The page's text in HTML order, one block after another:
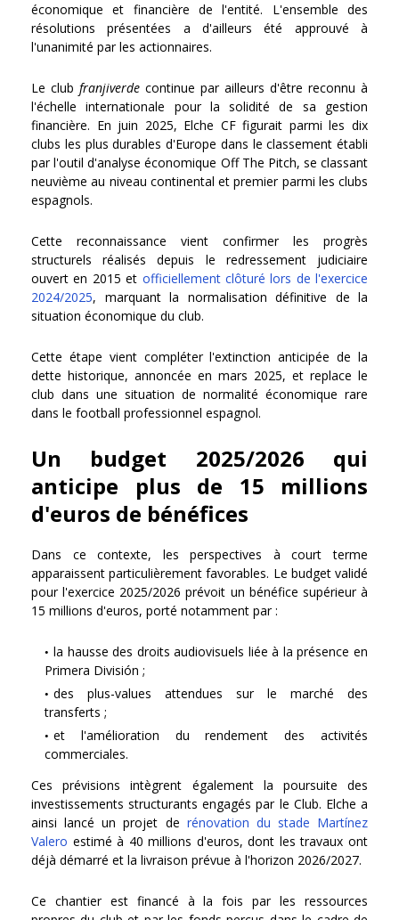
économique et financière de l'entité. L'ensemble des
résolutions présentées a d'ailleurs été approuvé à
l'unanimité par les actionnaires.
Le club franjiverde continue par ailleurs d'être reconnu à
l'échelle internationale pour la solidité de sa gestion
financière. En juin 2025, Elche CF figurait parmi les dix
clubs les plus durables d'Europe dans le classement établi
par l'outil d'analyse économique Off The Pitch, se classant
neuvième au niveau continental et premier parmi les clubs
espagnols.
Cette reconnaissance vient confirmer les progrès
structurels réalisés depuis le redressement judiciaire
ouvert en 2015 et officiellement clôturé lors de l'exercice
2024/2025, marquant la normalisation définitive de la
situation économique du club.
Cette étape vient compléter l'extinction anticipée de la
dette historique, annoncée en mars 2025, et replace le
club dans une situation de normalité économique rare
dans le football professionnel espagnol.
Un budget 2025/2026 qui
anticipe plus de 15 millions
d'euros de bénéfices
Dans ce contexte, les perspectives à court terme
apparaissent particulièrement favorables. Le budget validé
pour l'exercice 2025/2026 prévoit un bénéfice supérieur à
15 millions d'euros, porté notamment par :
la hausse des droits audiovisuels liée à la présence en
Primera División ;
des plus-values attendues sur le marché des
transferts ;
et l'amélioration du rendement des activités
commerciales.
Ces prévisions intègrent également la poursuite des
investissements structurants engagés par le Club. Elche a
ainsi lancé un projet de rénovation du stade Martínez
Valero estimé à 40 millions d'euros, dont les travaux ont
déjà démarré et la livraison prévue à l'horizon 2026/2027.
Ce chantier est financé à la fois par les ressources